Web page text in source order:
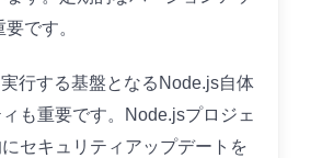
です。
行する基盤となるNode.js自体
も重要です。Node.jsプロジェ
セキュリティアップデートを